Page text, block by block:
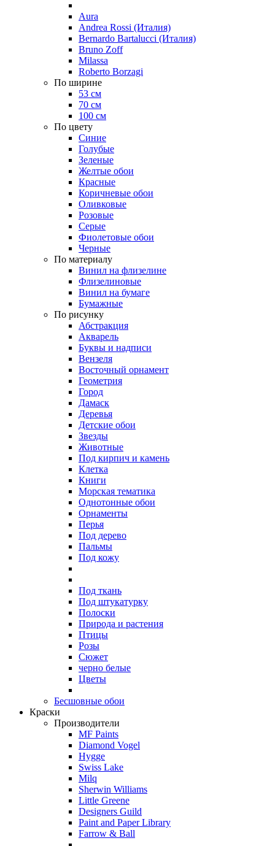
Aura
Andrea Rossi (Италия)
Bernardo Bartalucci (Италия)
Bruno Zoff
Milassa
Roberto Borzagi
По ширине
53 см
70 см
100 см
По цвету
Синие
Голубые
Зеленые
Желтые обои
Красные
Коричневые обои
Оливковые
Розовые
Серые
Фиолетовые обои
Черные
По материалу
Винил на флизелине
Флизелиновые
Винил на бумаге
Бумажные
По рисунку
Абстракция
Акварель
Буквы и надписи
Вензеля
Восточный орнамент
Геометрия
Город
Дамаск
Деревья
Детские обои
Звезды
Животные
Под кирпич и камень
Клетка
Книги
Морская тематика
Однотонные обои
Орнаменты
Перья
Под дерево
Пальмы
Под кожу
Под ткань
Под штукатурку
Полоски
Природа и растения
Птицы
Розы
Сюжет
черно белые
Цветы
Бесшовные обои
Краски
Производители
MF Paints
Diamond Vogel
Hygge
Swiss Lake
Milq
Sherwin Williams
Little Greene
Designers Guild
Paint and Paper Library
Farrow & Ball